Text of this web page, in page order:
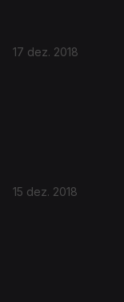
17 dez. 2018
15 dez. 2018